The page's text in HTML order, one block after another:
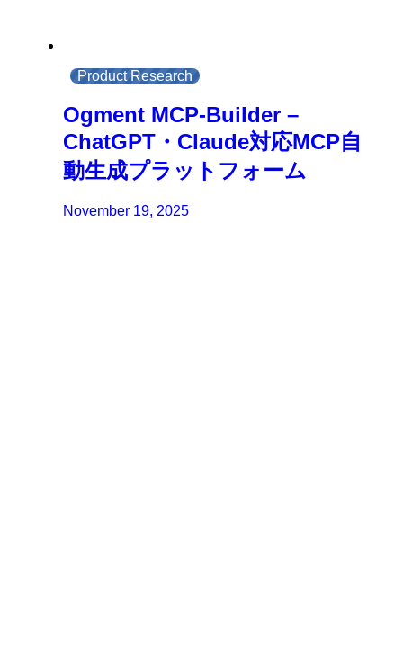
Product Research
Ogment MCP-Builder –
ChatGPT・Claude対応MCP自
動生成プラットフォーム
November 19, 2025